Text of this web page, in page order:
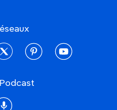
pinterestyoutube